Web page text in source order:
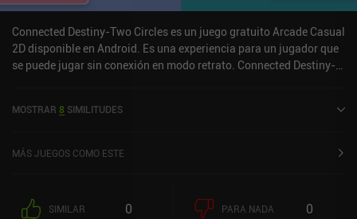
Connected Destiny-Two Circles es un juego gratuito Arcade Casual
2D disponible en Android. Es una experiencia para un jugador que
se puede jugar sin conexión en modo retrato. Connected Destiny-
MOSTRAR 8 SIMILITUDES
MÁS JUEGOS COMO ESTE
SIMILAR 0 PARA NADA 0